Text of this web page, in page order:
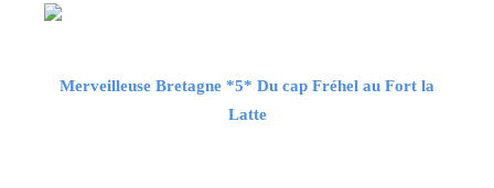
Merveilleuse Bretagne *5* Du cap Fréhel au Fort la
Latte